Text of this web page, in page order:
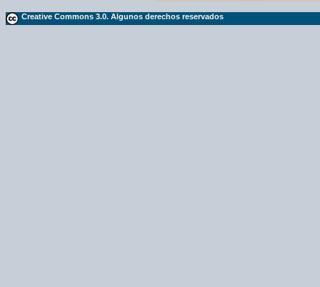
Creative Commons 3.0. Algunos derechos reservados